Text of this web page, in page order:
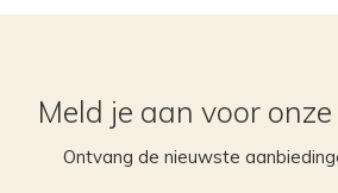
Meld je aan voor
Ontvang de nieuwste